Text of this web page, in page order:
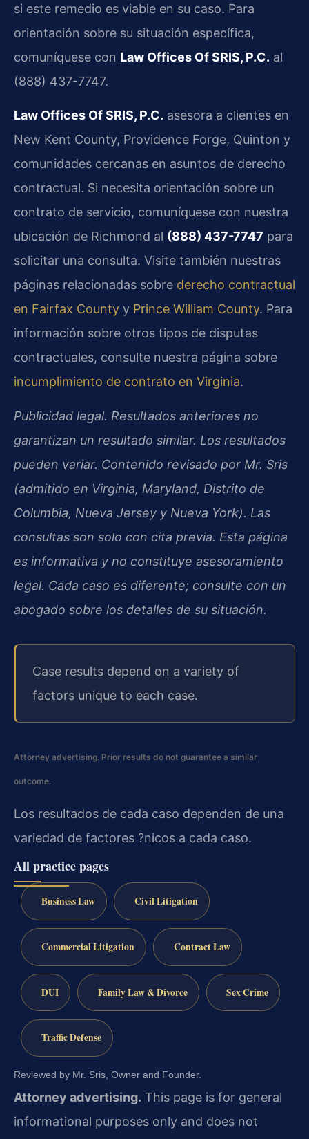
si este remedio es viable en su caso. Para
orientación sobre su situación específica,
comuníquese con Law Offices Of SRIS, P.C. al
(888) 437-7747.
Law Offices Of SRIS, P.C. asesora a clientes en
New Kent County, Providence Forge, Quinton y
comunidades cercanas en asuntos de derecho
contractual. Si necesita orientación sobre un
contrato de servicio, comuníquese con nuestra
ubicación de Richmond al (888) 437-7747 para
solicitar una consulta. Visite también nuestras
páginas relacionadas sobre derecho contractual
en Fairfax County y Prince William County. Para
información sobre otros tipos de disputas
contractuales, consulte nuestra página sobre
incumplimiento de contrato en Virginia.
Publicidad legal. Resultados anteriores no
garantizan un resultado similar. Los resultados
pueden variar. Contenido revisado por Mr. Sris
(admitido en Virginia, Maryland, Distrito de
Columbia, Nueva Jersey y Nueva York). Las
consultas son solo con cita previa. Esta página
es informativa y no constituye asesoramiento
legal. Cada caso es diferente; consulte con un
abogado sobre los detalles de su situación.
Case results depend on a variety of
factors unique to each case.
Attorney advertising. Prior results do not guarantee a similar
outcome.
Los resultados de cada caso dependen de una
variedad de factores ?nicos a cada caso.
All practice pages
Business Law Civil Litigation
Commercial Litigation Contract Law
DUI Family Law & Divorce Sex Crime
Traffic Defense
Reviewed by Mr. Sris, Owner and Founder.
Attorney advertising. This page is for general
informational purposes only and does not